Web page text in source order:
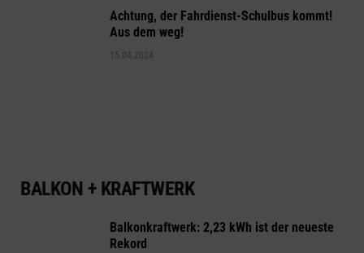
Achtung, der Fahrdienst-Schulbus kommt!
Aus dem weg!
15.04.2024
BALKON + KRAFTWERK
Balkonkraftwerk: 2,23 kWh ist der neueste
Rekord